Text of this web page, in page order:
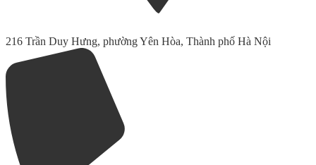
216 Trần Duy Hưng, phường Yên Hòa, Thành phố Hà Nội